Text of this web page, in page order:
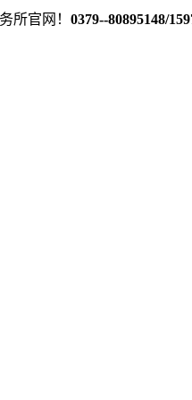
所官网！ 0379--80895148/